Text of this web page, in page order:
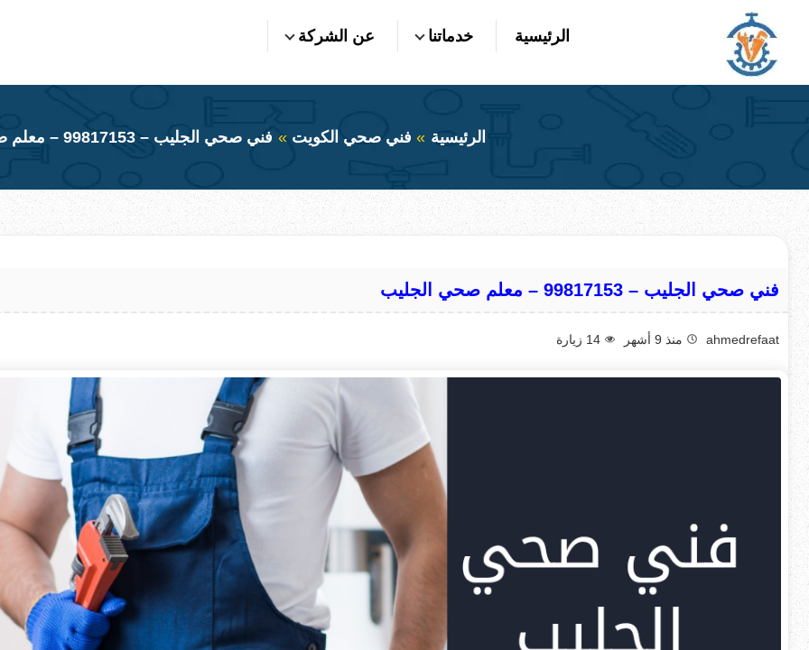
المحتوى
الرئيسية خدماتنا عن الشركة
الرئيسية فني صحي الكويت فني صحي الجليب – 99817153 – معلم صحي الجليب
فني صحي الجليب – 99817153 – معلم صحي الجليب
ahmedrefaat منذ 9 أشهر 14 زيارة